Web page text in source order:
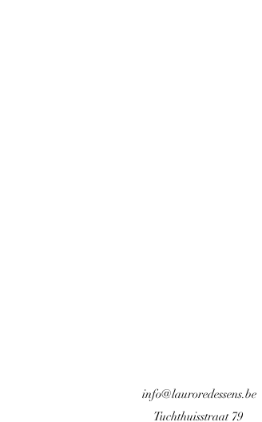
info@lauroredessens.be
Tuchthuisstraat 79